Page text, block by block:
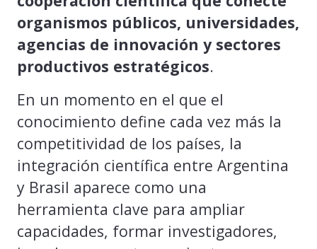
organismos públicos, universidades,
agencias de innovación y sectores
productivos estratégicos.
En un momento en el que el
conocimiento define cada vez más la
competitividad de los países, la
integración científica entre Argentina
y Brasil aparece como una
herramienta clave para ampliar
capacidades, formar investigadores,